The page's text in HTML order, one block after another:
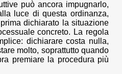
può ancora impugnarlo,
luce di questa ordinanza,
dichiarato la situazione
concreto. La regola
dichiarare costa nulla,
molto, soprattutto quando
premiare la procedura più